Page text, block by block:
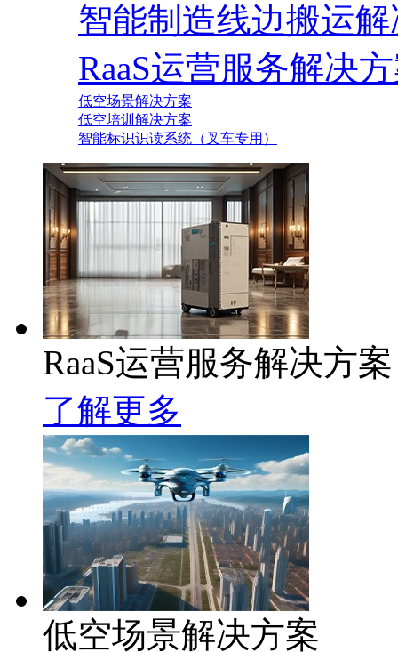
智能制造线边搬运
RaaS运营服务解决
低空场景解决方案
低空培训解决方案
智能标识识读系统（叉车专用）
RaaS运营服务解决方案
了解更多
低空场景解决方案